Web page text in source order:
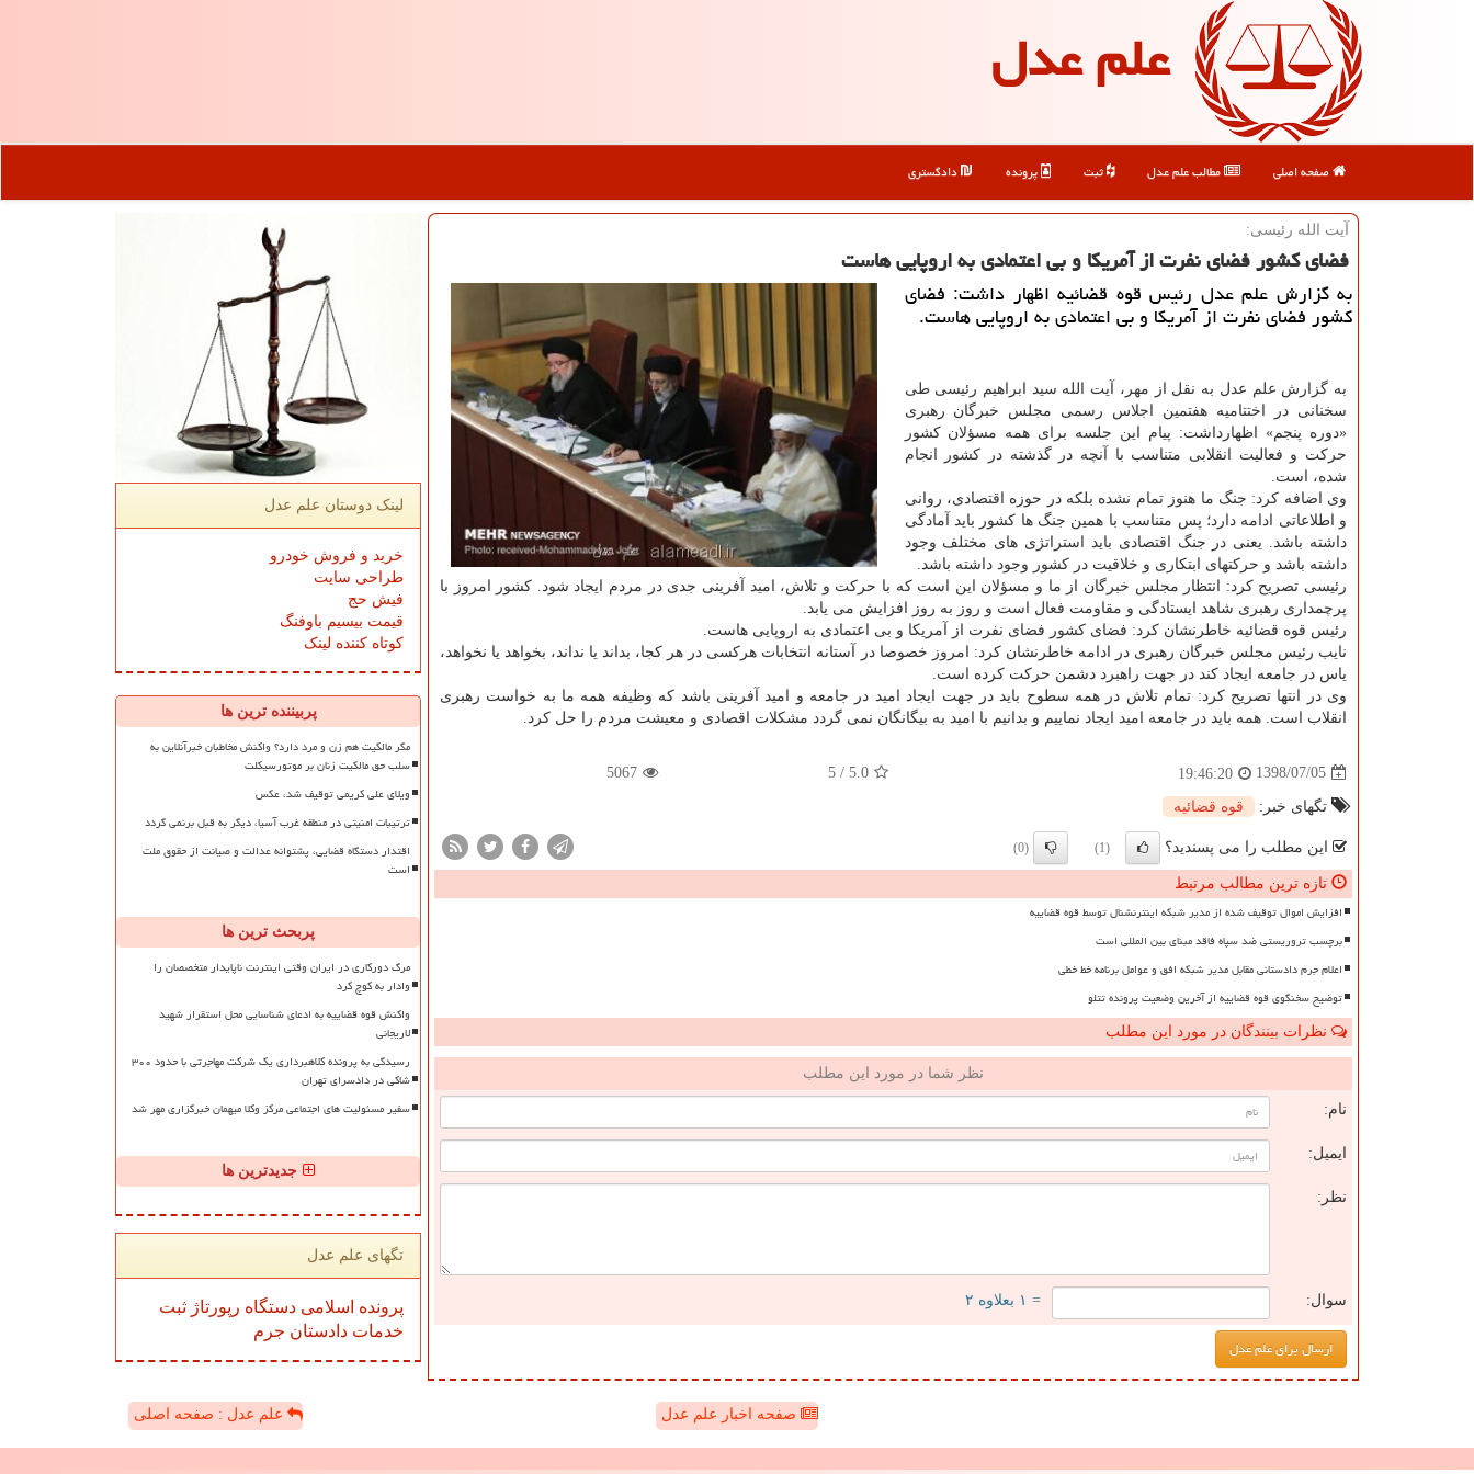
علم عدل
صفحه اصلی مطالب علم عدل ثبت پرونده دادگستری
آیت الله رئیسی:
فضای كشور فضای نفرت از آمریكا و بی اعتمادی به اروپایی هاست
به گزارش علم عدل رئیس قوه قضائیه اظهار داشت: فضای
كشور فضای نفرت از آمریكا و بی اعتمادی به اروپایی هاست.
به گزارش علم عدل به نقل از مهر، آیت الله سید ابراهیم رئیسی طی
سخنانی در اختتامیه هفتمین اجلاس رسمی مجلس خبرگان رهبری
«دوره پنجم» اظهارداشت: پیام این جلسه برای همه مسؤلان كشور
حركت و فعالیت انقلابی متناسب با آنچه در گذشته در كشور انجام
شده، است.
وی اضافه كرد: جنگ ما هنوز تمام نشده بلكه در حوزه اقتصادی، روانی
و اطلاعاتی ادامه دارد؛ پس متناسب با همین جنگ ها كشور باید آمادگی
داشته باشد. یعنی در جنگ اقتصادی باید استراتژی های مختلف وجود
داشته باشد و حركتهای ابتكاری و خلاقیت در كشور وجود داشته باشد.
رئیسی تصریح كرد: انتظار مجلس خبرگان از ما و مسؤلان این است كه با حركت و تلاش، امید آفرینی جدی در مردم ایجاد شود. كشور امروز با
پرچمداری رهبری شاهد ایستادگی و مقاومت فعال است و روز به روز افزایش می یابد.
رئیس قوه قضائیه خاطرنشان كرد: فضای كشور فضای نفرت از آمریكا و بی اعتمادی به اروپایی هاست.
نایب رئیس مجلس خبرگان رهبری در ادامه خاطرنشان كرد: امروز خصوصا در آستانه انتخابات هركسی در هر كجا، بداند یا نداند، بخواهد یا نخواهد،
یاس در جامعه ایجاد كند در جهت راهبرد دشمن حركت كرده است.
وی در انتها تصریح كرد: تمام تلاش در همه سطوح باید در جهت ایجاد امید در جامعه و امید آفرینی باشد كه وظیفه همه ما به خواست رهبری
انقلاب است. همه باید در جامعه امید ایجاد نماییم و بدانیم با امید به بیگانگان نمی گردد مشكلات اقصادی و معیشت مردم را حل كرد.
1398/07/05
19:46:20
5.0
/
5
5067
تگهای خبر: قوه قضائیه
این مطلب را می پسندید؟ (1)
(0)
تازه ترین مطالب مرتبط
افزایش اموال توقیف شده از مدیر شبکه اینترنشنال توسط قوه قضاییه
برچسب تروریستی ضد سپاه فاقد مبنای بین المللی است
اعلام جرم دادستانی مقابل مدیر شبکه افق و عوامل برنامه خط خطی
توضیح سخنگوی قوه قضاییه از آخرین وضعیت پرونده تتلو
نظرات بینندگان در مورد این مطلب
نظر شما در مورد این مطلب
نام:
ایمیل:
نظر:
سوال: = ۱ بعلاوه ۲
لینک دوستان علم عدل
خرید و فروش خودرو
طراحی سایت
فیش حج
قیمت بیسیم باوفنگ
کوتاه کننده لینک
پربیننده ترین ها
مگر مالکیت هم زن و مرد دارد؟ واکنش مخاطبان خبرآنلاین به
سلب حق مالکیت زنان بر موتورسیکلت
ویلای علی کریمی توقیف شد، عکس
ترتیبات امنیتی در منطقه غرب آسیا، دیگر به قبل برنمی گردد
اقتدار دستگاه قضایی، پشتوانه عدالت و صیانت از حقوق ملت
است
پربحث ترین ها
مرگ دورکاری در ایران وقتی اینترنت ناپایدار متخصصان را
وادار به کوچ کرد
واکنش قوه قضاییه به ادعای شناسایی محل استقرار شهید
لاریجانی
رسیدگی به پرونده کلاهبرداری یک شرکت مهاجرتی با حدود ۳۰۰
شاکی در دادسرای تهران
سفیر مسئولیت های اجتماعی مرکز وکلا میهمان خبرگزاری مهر شد
جدیدترین ها
تگهای علم عدل
پرونده اسلامی دستگاه رپورتاژ ثبت
خدمات دادستان جرم
صفحه اخبار علم عدل علم عدل : صفحه اصلی